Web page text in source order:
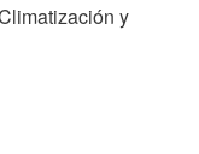
y